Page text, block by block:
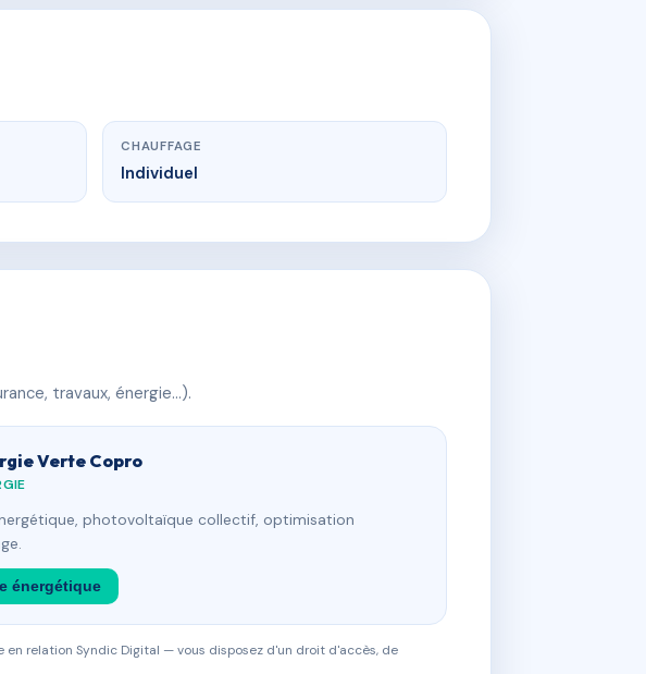
CHAUFFAGE
Individuel
travaux, énergie…).
Verte Copro
photovoltaïque collectif, optimisation
énergétique
relation Syndic Digital — vous disposez d'un droit d'accès, de